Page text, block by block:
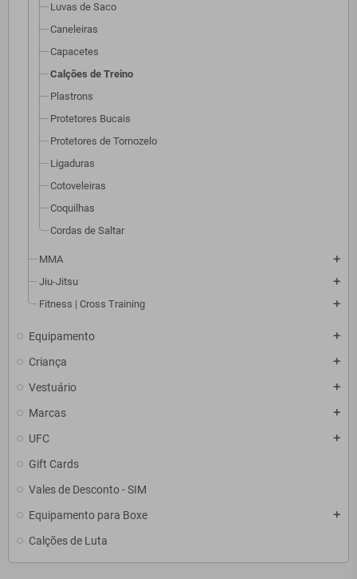
Luvas de Saco
Caneleiras
Capacetes
Calções de Treino
Plastrons
Protetores Bucais
Protetores de Tornozelo
Ligaduras
Cotoveleiras
Coquilhas
Cordas de Saltar
MMA add
Jiu-Jitsu add
Fitness | Cross Training add
Equipamento add
Criança add
Vestuário add
Marcas add
UFC add
Gift Cards
Vales de Desconto - SIM
Equipamento para Boxe
add
Calções de Luta